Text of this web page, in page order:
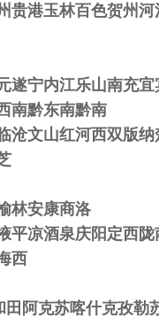
贵港玉林百色贺州
遂宁内江乐山南充
南黔东南黔南
沧文山红河西双版
林安康商洛
平凉酒泉庆阳定西
西
阿克苏喀什克孜